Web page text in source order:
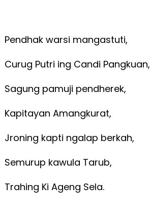
Pendhak warsi mangastuti,
Curug Putri ing Candi Pangkuan,
Sagung pamuji pendherek,
Kapitayan Amangkurat,
Jroning kapti ngalap berkah,
Semurup kawula Tarub,
Trahing Ki Ageng Sela.